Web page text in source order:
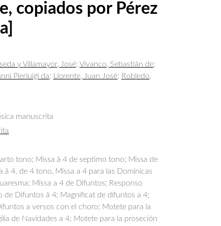
copiados por Pérez
y Villamayor, José; Vivanco, Sebastián de;
Pierluigi da; Llorente, Juan José; Robledo,
manuscrita
tono; Missa â 4 de septimo tono; Missa de
â 4. de 4 tono, Missa a 4 para las Dominicas
Missa a 4 de Difuntos; Responso
de Difuntos â 4; Magnificat de difuntos a 4;
a versos con el choro; Motete para la
de Navidades a 4; Motete para la proseción